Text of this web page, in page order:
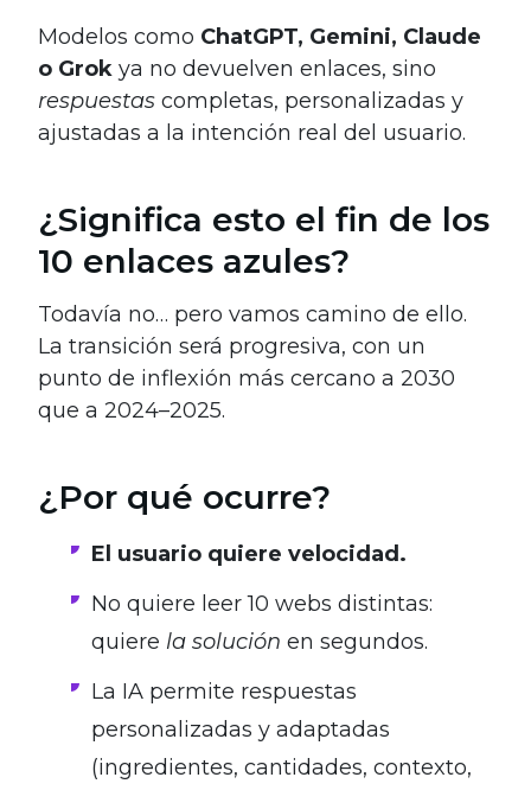
Modelos como ChatGPT, Gemini, Claude
o Grok ya no devuelven enlaces, sino
respuestas completas, personalizadas y
ajustadas a la intención real del usuario.
¿Significa esto el fin de los
10 enlaces azules?
Todavía no… pero vamos camino de ello.
La transición será progresiva, con un
punto de inflexión más cercano a 2030
que a 2024–2025.
¿Por qué ocurre?
El usuario quiere velocidad.
No quiere leer 10 webs distintas:
quiere la solución en segundos.
La IA permite respuestas
personalizadas y adaptadas
(ingredientes, cantidades, contexto,